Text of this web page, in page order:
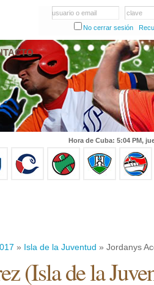
usuario o email
clave
No cerrar sesión
Hora de Cuba: 5:04 PM,
» Isla de la Juventud » Jordanys
(Isla de la